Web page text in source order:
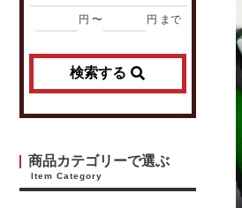
円 〜 円 まで
検索する
商品カテゴリーで選ぶ
Item Category